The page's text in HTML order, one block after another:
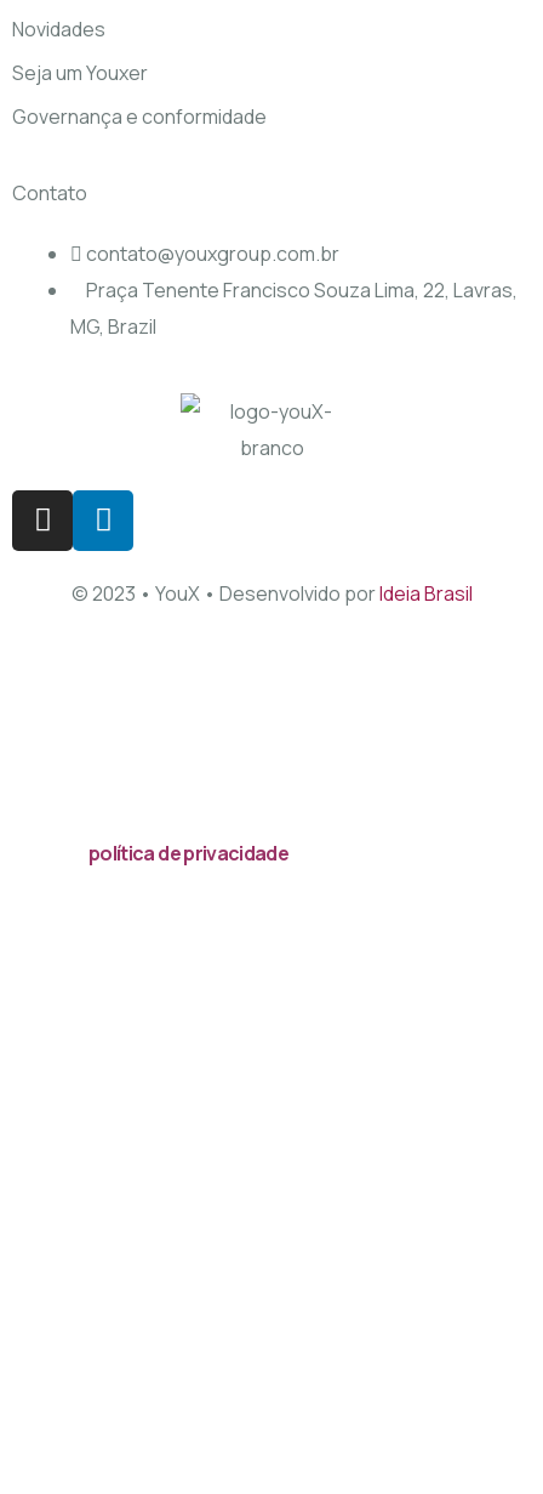
Novidades
Seja um Youxer
Governança e conformidade
Contato
contato@youxgroup.com.br
Praça Tenente Francisco Souza Lima, 22, Lavras,
MG, Brazil
© 2023 • YouX • Desenvolvido porIdeia Brasil
política de privacidade